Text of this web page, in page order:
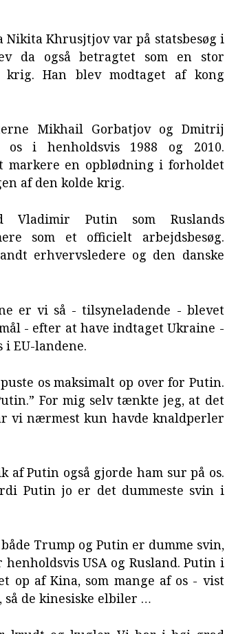
Nikita Khrusjtjov var på statsbesøg i
da også betragtet som en stor
Han blev modtaget af kong
Mikhail Gorbatjov og Dmitrij
os i henholdsvis 1988 og 2010.
markere en opblødning i forholdet
af den kolde krig.
Putin som Ruslands
som et officielt arbejdsbesøg.
erhvervsledere og den danske
er vi så - tilsyneladende - blevet
- efter at have indtaget Ukraine -
EU-landene.
os maksimalt op over for Putin.
For mig selv tænkte jeg, at det
vi nærmest kun havde knaldperler
af Putin også gjorde ham sur på os.
Putin jo er det dummeste svin i
Trump og Putin er dumme svin,
USA og Rusland. Putin i
op af Kina, som mange af os - vist
så de kinesiske elbiler …